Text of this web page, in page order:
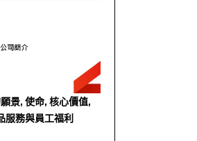
景, 使命, 核心價值,
服務與員工福利